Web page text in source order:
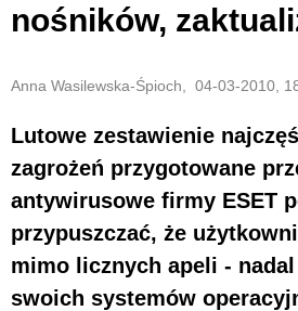
nośników,
Anna Wasilewska-Śpioch, 04-03-2010,
Lutowe zestawienie
zagrożeń przygotowane
antywirusowe firmy ESET
przypuszczać, że
mimo licznych apeli -
swoich systemów